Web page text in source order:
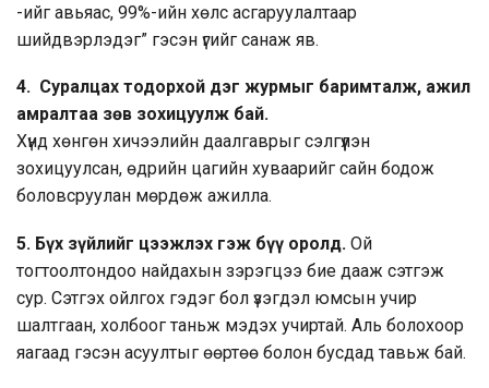
-ийг авьяас, 99%-ийн хөлс асгаруулалтаар
шийдвэрлэдэг” гэсэн үгийг санаж яв.
4. Суралцах тодорхой дэг журмыг баримталж, ажил
амралтаа зөв зохицуулж бай.
Хүнд хөнгөн хичээлийн даалгаврыг сэлгүүлэн
зохицуулсан, өдрийн цагийн хуваарийг сайн бодож
боловсруулан мөрдөж ажилла.
5. Бүх зүйлийг цээжлэх гэж бүү оролд. Ой
тогтоолтондоо найдахын зэрэгцээ бие дааж сэтгэж
сур. Сэтгэх ойлгох гэдэг бол үзэгдэл юмсын учир
шалтгаан, холбоог таньж мэдэх учиртай. Аль болохоор
яагаад гэсэн асуултыг өөртөө болон бусдад тавьж бай.